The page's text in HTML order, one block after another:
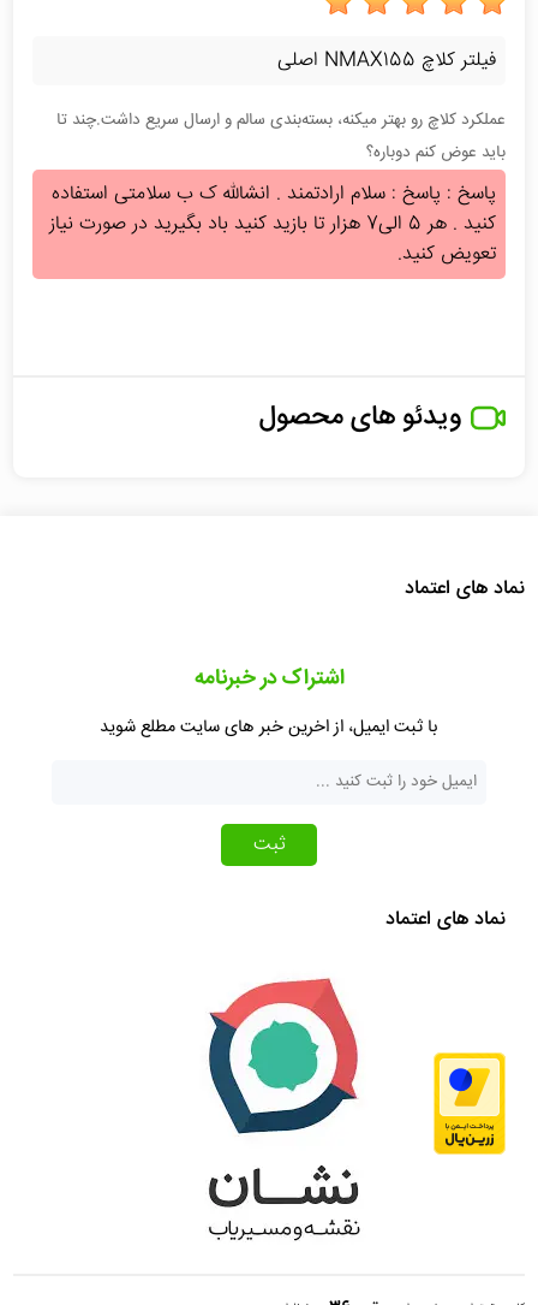
فیلتر کلاچ NMAX155 اصلی
عملکرد کلاچ رو بهتر میکنه، بسته‌بندی سالم و ارسال سریع داشت.چند تا
باید عوض کنم دوباره؟
پاسخ : پاسخ : سلام ارادتمند . انشالله ک ب سلامتی استفاده
کنید . هر 5 الی7 هزار تا بازید کنید باد بگیرید در صورت نیاز
تعویض کنید.
ویدئو های محصول
نماد های اعتماد
اشتراک در خبرنامه
با ثبت ایمیل، از اخرین خبر های سایت مطلع شوید
ثبت
نماد های اعتماد